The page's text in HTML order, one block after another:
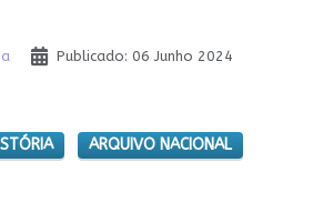
Publicado: 06 Junho 2024
ARQUIVO NACIONAL